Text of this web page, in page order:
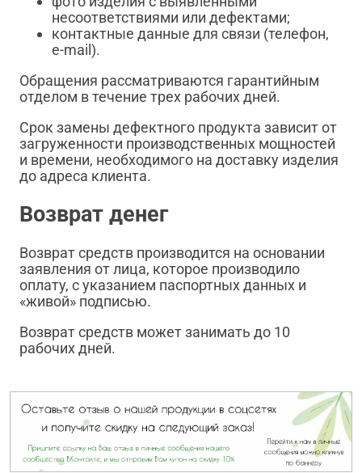
несоответствиями или дефектами;
контактные данные для связи (телефон,
e-mail).
Обращения рассматриваются гарантийным
отделом в течение трех рабочих дней.
Срок замены дефектного продукта зависит от
загруженности производственных мощностей
и времени, необходимого на доставку изделия
до адреса клиента.
Возврат денег
Возврат средств производится на основании
заявления от лица, которое производило
оплату, с указанием паспортных данных и
«живой» подписью.
Возврат средств может занимать до 10
рабочих дней.